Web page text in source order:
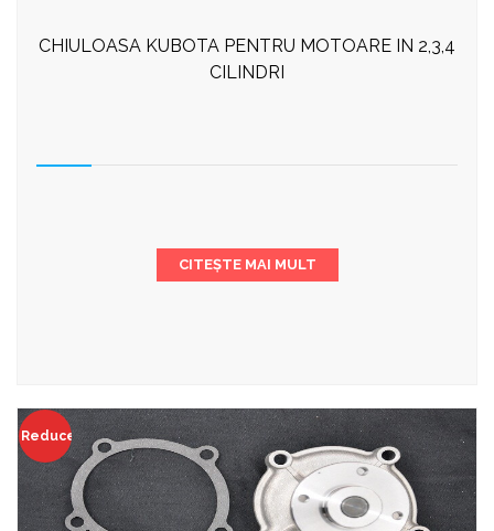
CHIULOASA KUBOTA PENTRU MOTOARE IN 2,3,4
CILINDRI
CITEȘTE MAI MULT
Reduceri!